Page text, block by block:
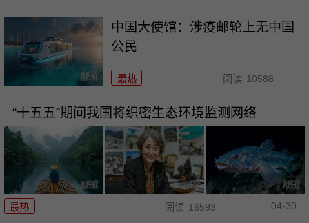
中国大使馆：涉疫邮轮上无中国
公民
最热 阅读 10588
“十五五”期间我国将织密生态环境监测网络
最热 阅读 16593 04-30